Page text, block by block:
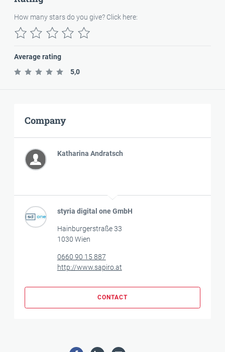
How many stars do you give? Click here:
Average rating
5,0
Company
Katharina Andratsch
styria digital one GmbH
Hainburgerstraße 33
1030 Wien
0660 90 15 887
http://www.sapiro.at
CONTACT